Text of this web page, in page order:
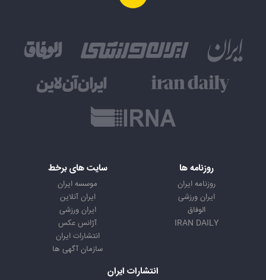
روزنامه ها
روزنامه ایران
ایران ورزشی
الوفاق
IRAN DAILY
سایت های برخط
موسسه ایران
ایران آنلاین
ایران ورزشی
آژانس عکس
انتشارات ایران
سازمان آگهی ها
انتشارات ایران